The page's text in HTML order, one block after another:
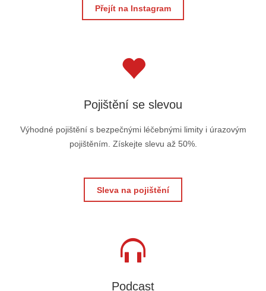
Přejít na Instagram
Pojištění se slevou
Výhodné pojištění s bezpečnými léčebnými limity i úrazovým
pojištěním. Získejte slevu až 50%.
Sleva na pojištění
Podcast